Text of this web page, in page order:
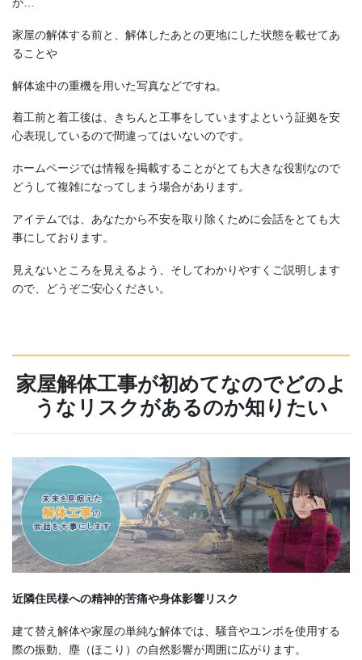
家屋の解体する前と、解体したあとの更地にした状態を載せてあ
ることや
解体途中の重機を用いた写真などですね。
着工前と着工後は、きちんと工事をしていますよという証拠を安
心表現しているので間違ってはいないのです。
ホームページでは情報を掲載することがとても大きな役割なので
どうして複雑になってしまう場合があります。
アイテムでは、あなたから不安を取り除くために会話をとても大
事にしております。
見えないところを見えるよう、そしてわかりやすくご説明します
ので、どうぞご安心ください。
家屋解体工事が初めてなのでどのよ
うなリスクがあるのか知りたい
近隣住民様への精神的苦痛や身体影響リスク
建て替え解体や家屋の単純な解体では、騒音やユンボを使用する
際の振動、塵（ほこり）の自然影響が周囲に広がります。